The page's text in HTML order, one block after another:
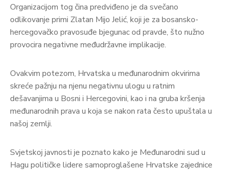
Organizacijom tog čina predviđeno je da svečano
odlikovanje primi Zlatan Mijo Jelić, koji je za bosansko-
hercegovačko pravosuđe bjegunac od pravde, što nužno
provocira negativne međudržavne implikacije.
Ovakvim potezom, Hrvatska u međunarodnim okvirima
skreće pažnju na njenu negativnu ulogu u ratnim
dešavanjima u Bosni i Hercegovini, kao i na gruba kršenja
međunarodnih prava u koja se nakon rata često upuštala u
našoj zemlji.
Svjetskoj javnosti je poznato kako je Međunarodni sud u
Hagu političke lidere samoproglašene Hrvatske zajednice